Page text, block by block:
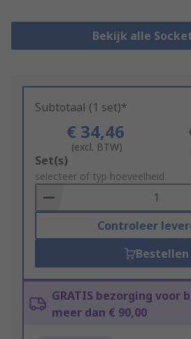
Bekijk alle
Subtotaal (1 set)*
€ 34,46
(excl. BTW)
Add
to
Basket
Set(s)
selecteer of typ hoeveelheid
Controleer
Bestellen
GRATIS bezorging voor
meer dan € 90,00